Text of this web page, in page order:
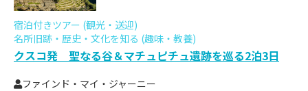
宿泊付きツアー (観光・送迎)
名所旧跡・歴史・文化を知る (趣味・教養)
クスコ発 聖なる谷＆マチュピチュ遺跡を巡る2泊3日
ファインド・マイ・ジャーニー